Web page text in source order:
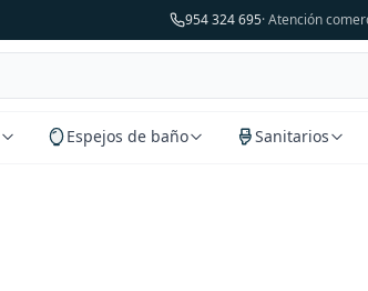
954 324 695· Atención
Espejos de baño Sanitarios